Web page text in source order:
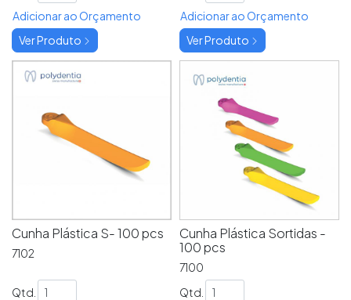
Adicionar ao Orçamento
Ver Produto
Adicionar ao Orçamento
Ver Produto
Cunha Plástica S- 100 pcs
7102
Qtd.
Cunha Plástica Sortidas -
100 pcs
7100
Qtd.